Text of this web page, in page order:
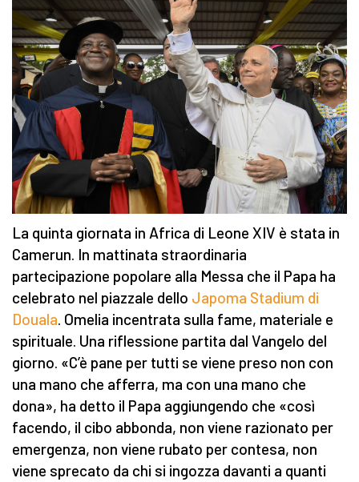
La quinta giornata in Africa di Leone XIV è stata in
Camerun. In mattinata straordinaria
partecipazione popolare alla Messa che il Papa ha
celebrato nel piazzale dello Japoma Stadium di
Douala. Omelia incentrata sulla fame, materiale e
spirituale. Una riflessione partita dal Vangelo del
giorno. «C’è pane per tutti se viene preso non con
una mano che afferra, ma con una mano che
dona», ha detto il Papa aggiungendo che «così
facendo, il cibo abbonda, non viene razionato per
emergenza, non viene rubato per contesa, non
viene sprecato da chi si ingozza davanti a quanti